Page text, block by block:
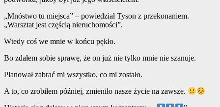
„Mnóstwo tu miejsca” – powiedział Tyson z przekonaniem.
„Warsztat jest częścią nieruchomości”.
Wtedy coś we mnie w końcu pękło.
Bo zdałem sobie sprawę, że on już nie tylko mnie nie szanuje.
Planował zabrać mi wszystko, co mi zostało.
A to, co zrobiłem później, zmieniło nasze życie na zawsze.